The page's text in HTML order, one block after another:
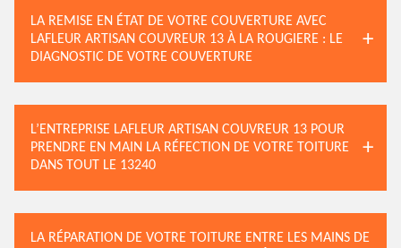
LA REMISE EN ÉTAT DE VOTRE COUVERTURE AVEC
LAFLEUR ARTISAN COUVREUR 13 À LA ROUGIERE : LE
DIAGNOSTIC DE VOTRE COUVERTURE
L’ENTREPRISE LAFLEUR ARTISAN COUVREUR 13 POUR
PRENDRE EN MAIN LA RÉFECTION DE VOTRE TOITURE
DANS TOUT LE 13240
LA RÉPARATION DE VOTRE TOITURE ENTRE LES MAINS DE